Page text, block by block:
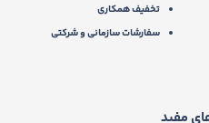
تخفیف همکاری
سفارشات سازمانی و شرکتی
مفید